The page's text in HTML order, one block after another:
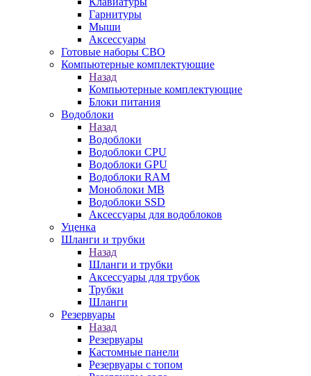
Гарнитуры
Мыши
Аксессуары
Готовые наборы СВО
Компьютерные комплектующие
Назад
Компьютерные комплектующие
Блоки питания
Водоблоки
Назад
Водоблоки
Водоблоки CPU
Водоблоки GPU
Водоблоки RAM
Моноблоки MB
Водоблоки SSD
Аксессуары для водоблоков
Уценка
Шланги и трубки
Назад
Шланги и трубки
Аксессуары для трубок
Трубки
Шланги
Резервуары
Назад
Резервуары
Кастомные панели
Резервуары с топом